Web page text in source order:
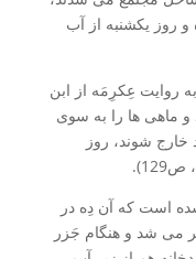
و روز یکشنبه از آب
روایت عِکرِمَه از ابن
و ماهی ها را به سوی
شوند، روز
است که آن دِه در
می شد و هنگام جَزر